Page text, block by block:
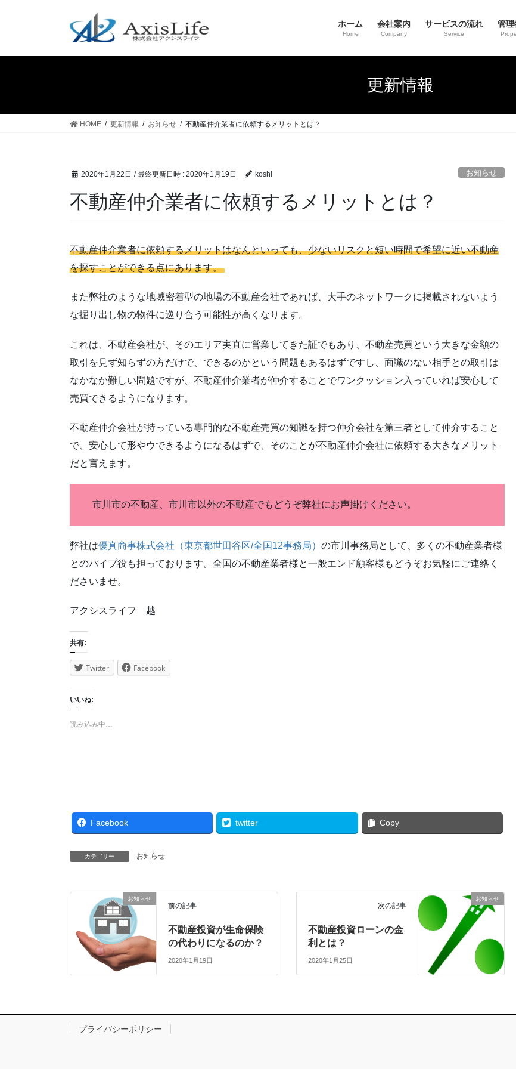
ホーム
Home
会社案内
Company
サービスの流れ
Service
管理
更新情報
HOME 更新情報 お知らせ 不動産仲介業者に依頼するメリットとは？
2020年1月22日 / 最終更新日時 : 2020年1月19日 koshi お知らせ
不動産仲介業者に依頼するメリットとは？
不動産仲介業者に依頼するメリットはなんといっても、少ないリスクと短い時間で希望に近い不動産
を探すことができる点にあります。
また弊社のような地域密着型の地場の不動産会社であれば、大手のネットワークに掲載されないよう
な掘り出し物の物件に巡り合う可能性が高くなります。
これは、不動産会社が、そのエリア実直に営業してきた証でもあり、不動産売買という大きな金額の
取引を見ず知らずの方だけで、できるのかという問題もあるはずですし、面識のない相手との取引は
なかなか難しい問題ですが、不動産仲介業者が仲介することでワンクッション入っていれば安心して
売買できるようになります。
不動産仲介会社が持っている専門的な不動産売買の知識を持つ仲介会社を第三者として仲介すること
で、安心して形やウできるようになるはずで、そのことが不動産仲介会社に依頼する大きなメリット
だと言えます。
市川市の不動産、市川市以外の不動産でもどうぞ弊社にお声掛けください。
弊社は優真商事株式会社（東京都世田谷区/全国12事務局） の市川事務局として、多くの不動産業者様
とのパイプ役も担っております。全国の不動産業者様と一般エンド顧客様もどうぞお気軽にご連絡く
ださいませ。
アクシスライフ 越
共有:
Twitter Facebook
いいね:
読み込み中…
Facebook twitter Copy
カテゴリー お知らせ
お知らせ
前の記事
不動産投資が生命保険
の代わりになるのか？
2020年1月19日
お知らせ
次の記事
不動産投資ローンの金
利とは？
2020年1月25日
プライバシーポリシー